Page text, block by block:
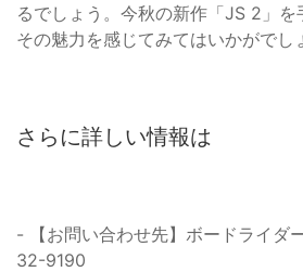
るでしょう。今秋の新作「JS 2」を
その魅力を感じてみてはいかがでし
さらに詳しい情報は
- 【お問い合わせ先】ボードライダ
32-9190